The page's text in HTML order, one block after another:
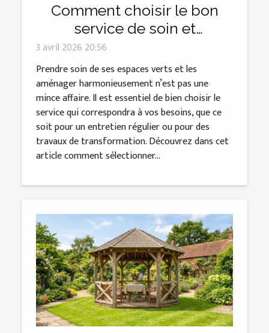
Comment choisir le bon
service de soin et
d'aménagement des
espaces verts ?
3 avril 2026 20:56
Prendre soin de ses espaces verts et les
aménager harmonieusement n’est pas une
mince affaire. Il est essentiel de bien choisir le
service qui correspondra à vos besoins, que ce
soit pour un entretien régulier ou pour des
travaux de transformation. Découvrez dans cet
article comment sélectionner...